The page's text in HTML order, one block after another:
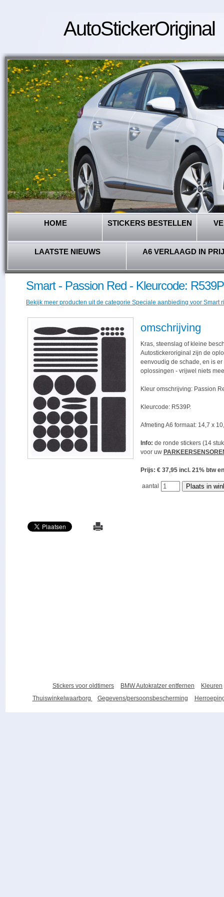
AutoStickerOriginal
HOME STICKERS BESTELLEN
LAATSTE NIEUWS A6 VERLAAGD IN
Smart - Passion Red - Kleurcode: R539P
Bekijk meer producten uit de categorie Speciale aanbieding voor Smart
omschrijving
Kras, steenslag of kleine
Autostickeroriginal zijn de
eenvoudig de schade, en is
oplossingen - vrijwel niets
Kleur omschrijving: Passion
Kleurcode: R539P.
Afmeting A6 formaat: 14,7 x
Info: de ronde stickers (14
voor uw
Prijs: € 37,95 incl. 21% btw
aantal
Stickers voor oldtimers BMW Autokratzer entfernen
Kleuren
Thuiswinkelwaarborg
Gegevens/persoonsbescherming